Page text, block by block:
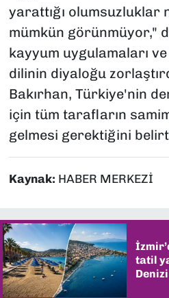
yarattığı olumsuzluklar
mümkün görünmüyor,"
kayyum uygulamaları
dilinin diyaloğu
Bakırhan, Türkiye'nin
için tüm tarafların
gelmesi gerektiğini
Kaynak: HABER MERKEZİ
tatil